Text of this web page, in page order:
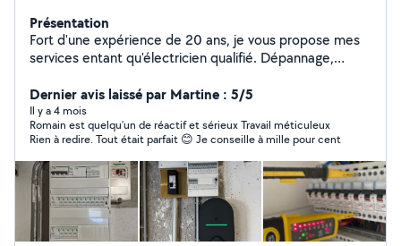
Présentation
Fort d'une expérience de 20 ans, je vous propose mes
services entant qu'électricien qualifié. Dépannage,
pour véhicule électrique ou encore automatisme et
interphonie sont le fer de lance de mon activité
Dernier avis laissé par Martine : 5/5
Il y a 4 mois
Romain est quelqu’un de réactif et sérieux Travail méticuleux
Rien à redire. Tout était parfait 😊 Je conseille à mille pour cent